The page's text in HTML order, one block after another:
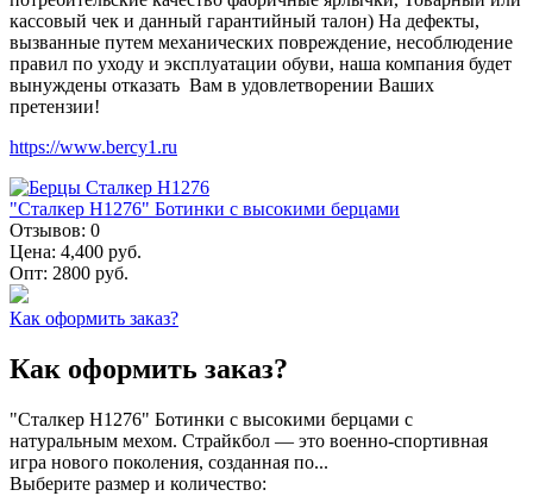
кассовый чек и данный гарантийный талон) На дефекты,
вызванные путем механических повреждение, несоблюдение
правил по уходу и эксплуатации обуви, наша компания будет
вынуждены отказать Вам в удовлетворении Ваших
претензии!
https://www.bercy1.ru
"Сталкер Н1276" Ботинки с высокими берцами
Отзывов: 0
Цена: 4,400 руб.
Опт: 2800 руб.
Как оформить заказ?
Как оформить заказ?
"Сталкер Н1276" Ботинки с высокими берцами с
натуральным мехом. Страйкбол — это военно-спортивная
игра нового поколения, созданная по...
Выберите размер и количество: